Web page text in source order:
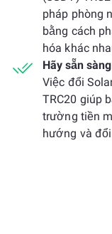
pháp phòng
bằng cách
hóa khác
Hãy sẵn
Việc đổi
TRC20 giúp
trường tiền
hướng và